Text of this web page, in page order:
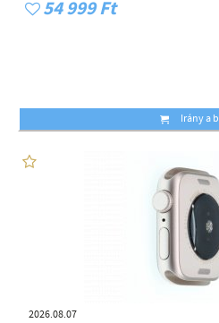
54 999 Ft
Irány a
2026.08.07